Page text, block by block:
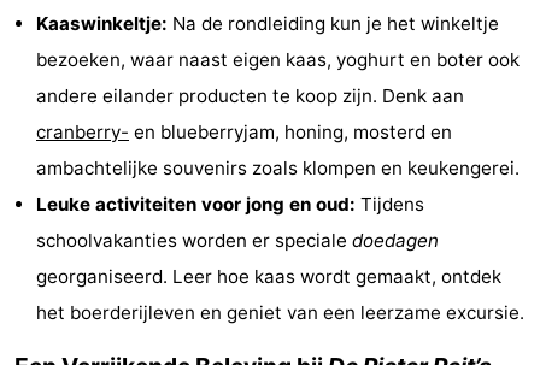
Kerken
-
Boerderijen
Minigolfbanen
Kaaswinkeltje: Na de rondleiding kun je het winkeltje
bezoeken, waar naast eigen kaas, yoghurt en boter ook
andere eilander producten te koop zijn. Denk aan
cranberry- en blueberryjam, honing, mosterd en
ambachtelijke souvenirs zoals klompen en keukengerei.
Leuke activiteiten voor jong en oud: Tijdens
schoolvakanties worden er speciale doedagen
georganiseerd. Leer hoe kaas wordt gemaakt, ontdek
het boerderijleven en geniet van een leerzame excursie.